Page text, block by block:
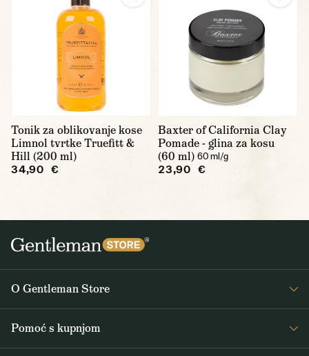
Tonik za oblikovanje kose
Limnol tvrtke Truefitt &
Hill (200 ml)
34,90 €
Baxter of California Clay
Pomade - glina za kosu
(60 ml) 60 ml/g
23,90 €
O Gentleman Store
Pomoć s kupnjom